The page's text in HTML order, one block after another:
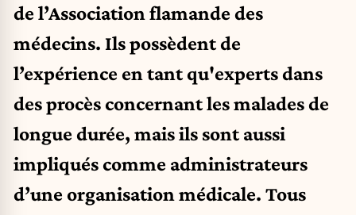
de l’Association flamande des
médecins. Ils possèdent de
l’expérience en tant qu'experts dans
des procès concernant les malades de
longue durée, mais ils sont aussi
impliqués comme administrateurs
d’une organisation médicale. Tous